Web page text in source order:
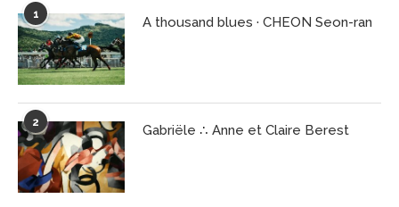
1 A thousand blues · CHEON Seon-ran
2 Gabriële ∴ Anne et Claire Berest